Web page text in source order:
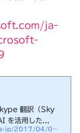
ja-
翻訳（Sky
を活用した...
https://news.microsoft.com/ja-jp/2017/04/07/170407-blog-microsoft-translator/#sm.0000cu86fqzsjcppy9x15g7y4bjcj